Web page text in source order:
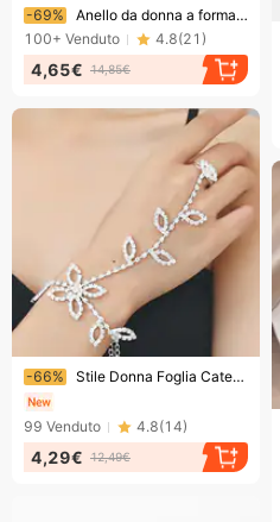
Finendo presto!
-69%
Anello da donna a forma di cuore con fiocco e design a nastro scintillante, elegante fascia ad anello incrociato per l'uso quotidiano o per occasioni speciali.
100+ Venduto 4.8(21 )
4,65€ 14,85€
Finendo presto!
-66% Stile Donna Foglia Catena Mano Cerchio Farfalla Strass Anello Piede Catena Integrata Sposa Abito da Sposa Accessori
99 Venduto 4.8(14)
4,29€ 12,49€